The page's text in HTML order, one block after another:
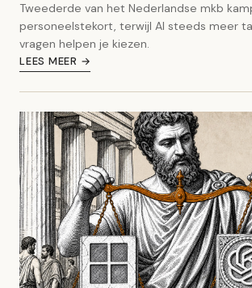
Tweederde van het Nederlandse mkb
personeelstekort, terwijl AI steeds meer
vragen helpen je kiezen.
LEES MEER →